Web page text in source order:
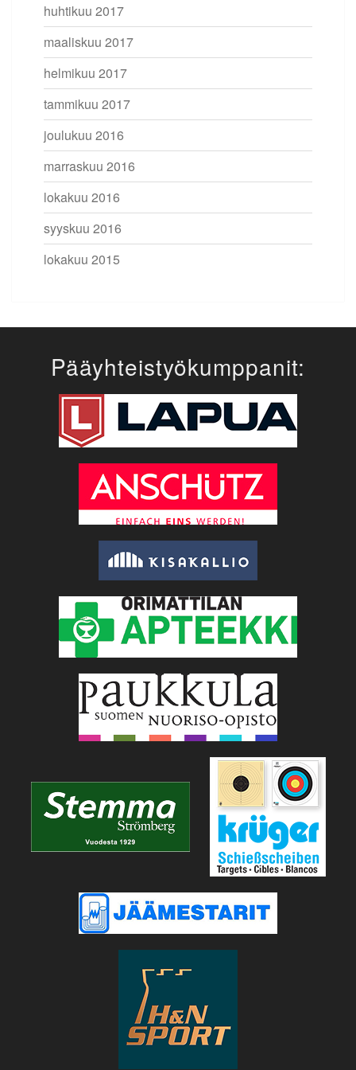
huhtikuu 2017
maaliskuu 2017
helmikuu 2017
tammikuu 2017
joulukuu 2016
marraskuu 2016
lokakuu 2016
syyskuu 2016
lokakuu 2015
Pääyhteistyökumppanit: